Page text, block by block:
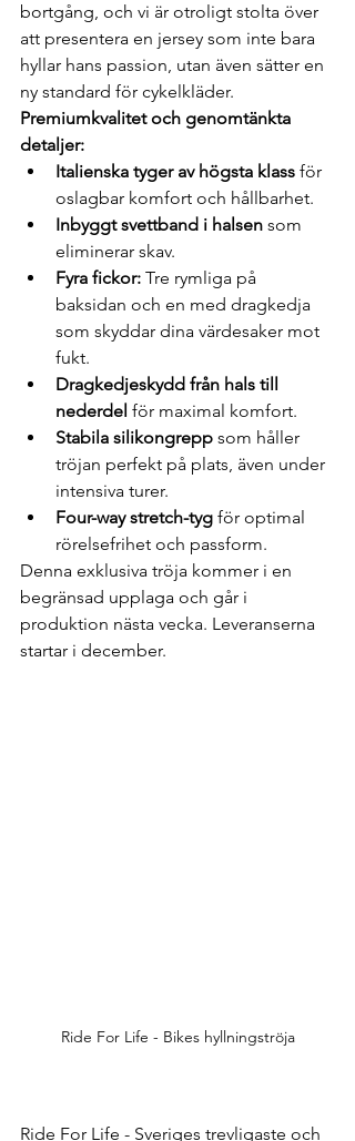
bortgång, och vi är otroligt stolta över
att presentera en jersey som inte bara
hyllar hans passion, utan även sätter en
ny standard för cykelkläder.
Premiumkvalitet och genomtänkta
detaljer:
Italienska tyger av högsta klass för
oslagbar komfort och hållbarhet.
Inbyggt svettband i halsen som
eliminerar skav.
Fyra fickor: Tre rymliga på
baksidan och en med dragkedja
som skyddar dina värdesaker mot
fukt.
Dragkedjeskydd från hals till
nederdel för maximal komfort.
Stabila silikongrepp som håller
tröjan perfekt på plats, även under
intensiva turer.
Four-way stretch-tyg för optimal
rörelsefrihet och passform.
Denna exklusiva tröja kommer i en
begränsad upplaga och går i
produktion nästa vecka. Leveranserna
startar i december.
Ride For Life - Bikes hyllningströja
Ride For Life - Sveriges trevligaste och